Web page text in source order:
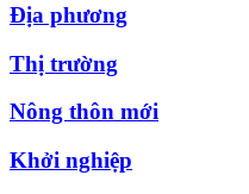
Địa phương
Thị trường
Nông thôn mới
Khởi nghiệp